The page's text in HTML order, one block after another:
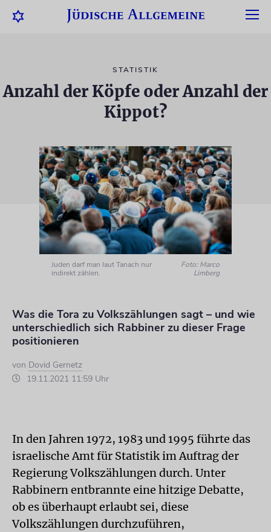
STATISTIK
Anzahl der Köpfe oder Anzahl der
Kippot?
Juden darf man laut Tanach nur
indirekt zählen.
Foto: Marco
Limberg
Was die Tora zu Volkszählungen sagt – und wie
unterschiedlich sich Rabbiner zu dieser Frage
positionieren
von Dovid Gernetz
19.11.2021 11:59 Uhr
In den Jahren 1972, 1983 und 1995 führte das
israelische Amt für Statistik im Auftrag der
Regierung Volkszählungen durch. Unter
Rabbinern entbrannte eine hitzige Debatte,
ob es überhaupt erlaubt sei, diese
Volkszählungen durchzuführen,